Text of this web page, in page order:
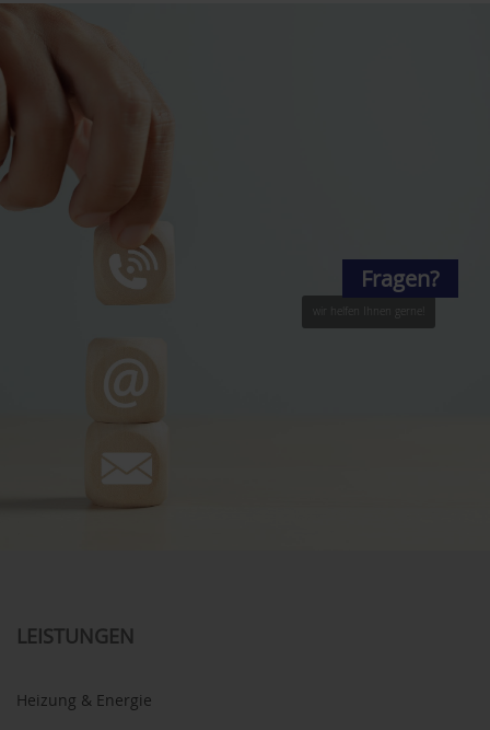
wir helfen Ihnen gerne!
Fragen?
LEISTUNGEN
Heizung & Energie